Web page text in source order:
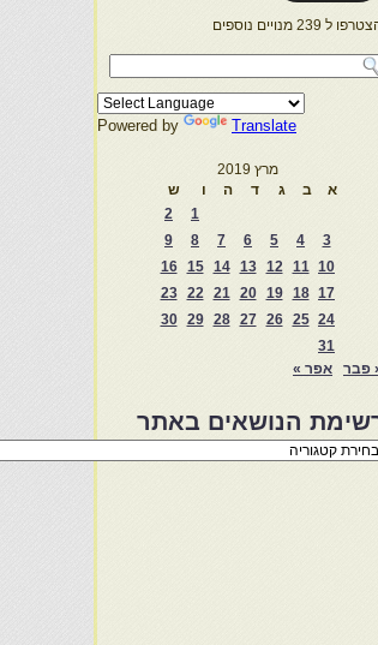
ל 239 מנויים נוספים
Powered by Translate
מרץ 2019
א
ב ג ד ה ו
ש
1
2
3
4
5
6
7
8
9
10
11
12
13
14
15
16
17
18
19
20
21
22
23
24
25
26
27
28
29
30
31
פבר
אפר »
הנושאים באתר
רשימת